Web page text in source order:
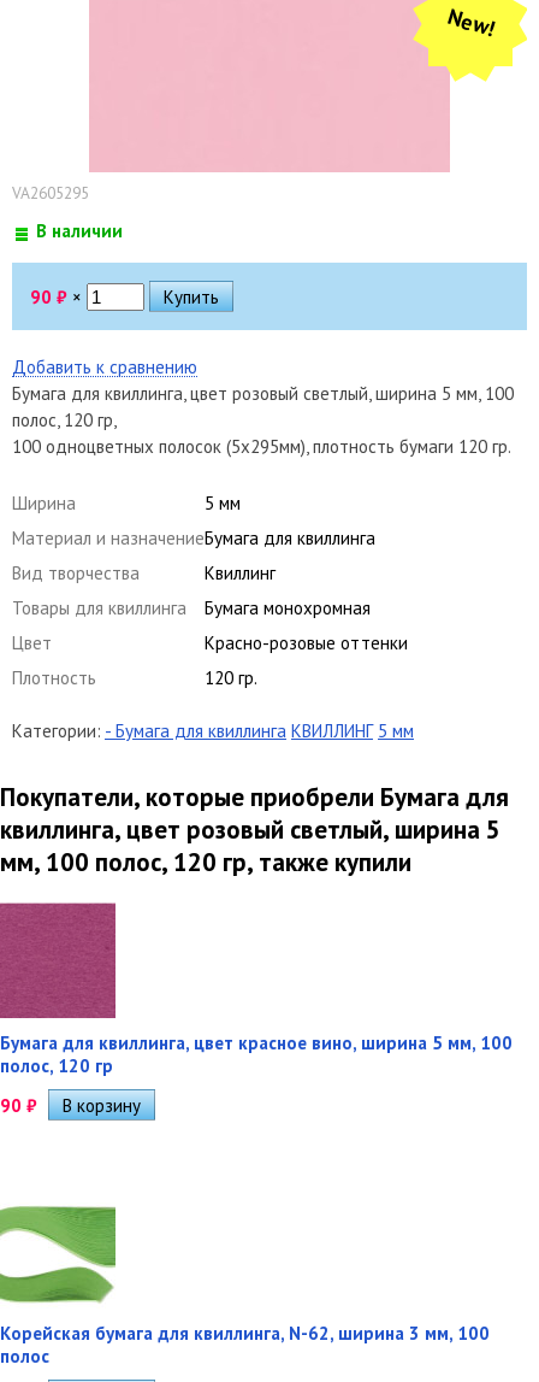
New!
VA2605295
В наличии
90 ₽ ×
Добавить к сравнению
Бумага для квиллинга, цвет розовый светлый, ширина 5 мм, 100
полос, 120 гр,
100 одноцветных полосок (5х295мм), плотность бумаги 120 гр.
Ширина
5 мм
Материал и назначениеБумага для квиллинга
Вид творчества
Квиллинг
Товары для квиллинга
Бумага монохромная
Цвет
Красно-розовые оттенки
Плотность
120 гр.
Категории: - Бумага для квиллинга КВИЛЛИНГ 5 мм
Покупатели, которые приобрели Бумага для
квиллинга, цвет розовый светлый, ширина 5
мм, 100 полос, 120 гр, также купили
Бумага для квиллинга, цвет красное вино, ширина 5 мм, 100
полос, 120 гр
90 ₽
Корейская бумага для квиллинга, N-62, ширина 3 мм, 100
полос